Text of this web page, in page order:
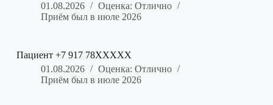
01.08.2026
Оценка: Отлично
Приём был в июле 2026
Пациент +7 917 78XXXXX
01.08.2026
Оценка: Отлично
Приём был в июле 2026